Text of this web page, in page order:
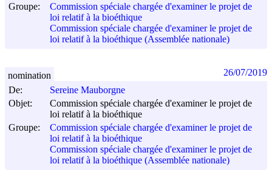
Groupe:
Commission spéciale chargée d'examiner le projet de
loi relatif à la bioéthique
Commission spéciale chargée d'examiner le projet de
loi relatif à la bioéthique (Assemblée nationale)
De:
Sereine Mauborgne
Objet:
Commission spéciale chargée d'examiner le projet de
loi relatif à la bioéthique
Groupe:
Commission spéciale chargée d'examiner le projet de
loi relatif à la bioéthique
Commission spéciale chargée d'examiner le projet de
loi relatif à la bioéthique (Assemblée nationale)
nomination 26/07/2019